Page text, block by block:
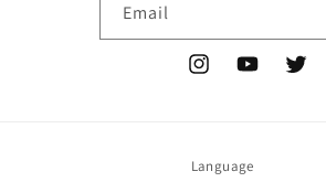
Email
InstagramYouTubeTwitter
Language